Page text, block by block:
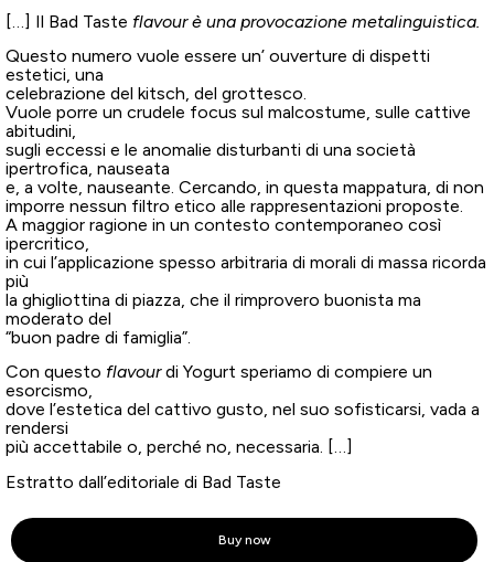
[…] Il Bad Taste flavour è una provocazione metalinguistica.
Questo numero vuole essere un’ ouverture di dispetti
estetici, una
celebrazione del kitsch, del grottesco.
Vuole porre un crudele focus sul malcostume, sulle cattive
abitudini,
sugli eccessi e le anomalie disturbanti di una società
ipertrofica, nauseata
e, a volte, nauseante. Cercando, in questa mappatura, di non
imporre nessun filtro etico alle rappresentazioni proposte.
A maggior ragione in un contesto contemporaneo così
ipercritico,
in cui l’applicazione spesso arbitraria di morali di massa ricorda
più
la ghigliottina di piazza, che il rimprovero buonista ma
moderato del
“buon padre di famiglia”.
Con questo flavourdi Yogurt speriamo di compiere un
esorcismo,
dove l’estetica del cattivo gusto, nel suo sofisticarsi, vada a
rendersi
più accettabile o, perché no, necessaria. […]
Estratto dall’editoriale di Bad Taste
Buy now